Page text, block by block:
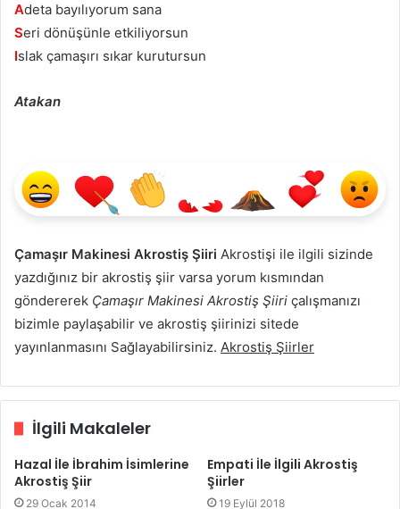
Adeta bayılıyorum sana
Seri dönüşünle etkiliyorsun
Islak çamaşırı sıkar kurutursun
Atakan
Çamaşır Makinesi Akrostiş Şiiri Akrostişi ile ilgili sizinde
yazdığınız bir akrostiş şiir varsa yorum kısmından
göndererek Çamaşır Makinesi Akrostiş Şiiri çalışmanızı
bizimle paylaşabilir ve akrostiş şiirinizi sitede
yayınlanmasını Sağlayabilirsiniz. Akrostiş Şiirler
İlgili Makaleler
Hazal İle İbrahim İsimlerine
Akrostiş Şiir
29 Ocak 2014
Empati İle İlgili Akrostiş
Şiirler
19 Eylül 2018